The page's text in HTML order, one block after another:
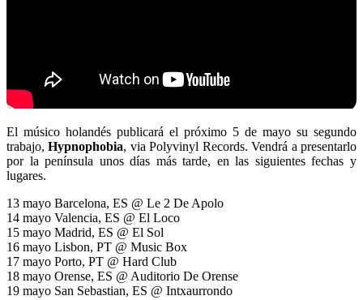
El músico holandés publicará el próximo 5 de mayo su segundo
trabajo,Hypnophobia, via Polyvinyl Records. Vendrá a presentarlo
por la península unos días más tarde, en las siguientes fechas y
lugares.
13 mayo Barcelona, ES @ Le 2 De Apolo
14 mayo Valencia, ES @ El Loco
15 mayo Madrid, ES @ El Sol
16 mayo Lisbon, PT @ Music Box
17 mayo Porto, PT @ Hard Club
18 mayo Orense, ES @ Auditorio De Orense
19 mayo San Sebastian, ES @ Intxaurrondo